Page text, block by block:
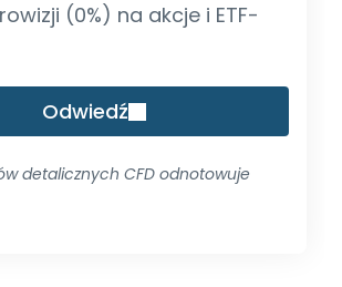
(0%) na akcje i ETF-
Odwiedź
detalicznych CFD odnotowuje